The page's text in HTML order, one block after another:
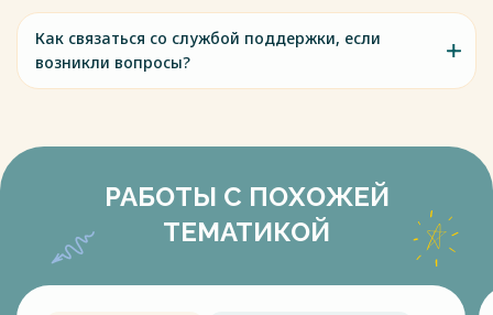
Как связаться со службой поддержки, если
возникли вопросы?
РАБОТЫ С ПОХОЖЕЙ
ТЕМАТИКОЙ